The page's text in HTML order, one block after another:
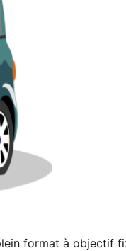
format à objectif